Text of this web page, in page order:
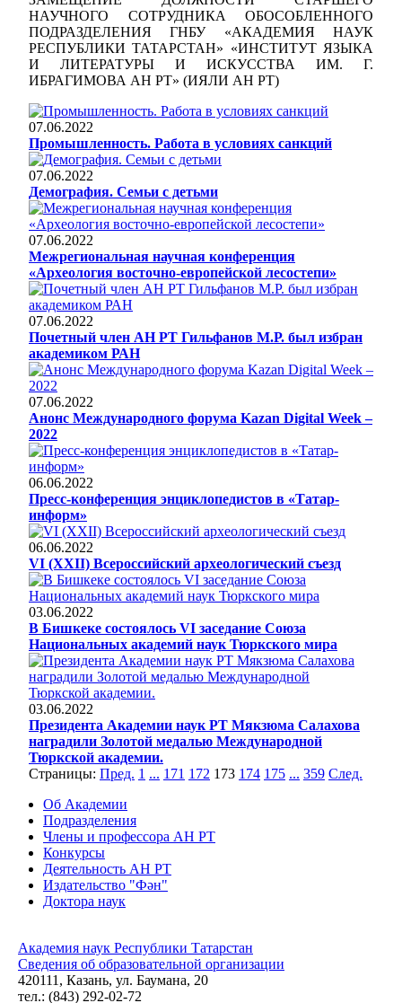
НАУЧНОГО СОТРУДНИКА ОБОСОБЛЕННОГО
ПОДРАЗДЕЛЕНИЯ ГНБУ «АКАДЕМИЯ НАУК
РЕСПУБЛИКИ ТАТАРСТАН» «ИНСТИТУТ ЯЗЫКА
И ЛИТЕРАТУРЫ И ИСКУССТВА ИМ. Г.
ИБРАГИМОВА АН РТ» (ИЯЛИ АН РТ)
07.06.2022
Промышленность. Работа в условиях санкций
07.06.2022
Демография. Семьи с детьми
07.06.2022
Межрегиональная научная конференция
«Археология восточно-европейской лесостепи»
07.06.2022
Почетный член АН РТ Гильфанов М.Р. был избран
академиком РАН
07.06.2022
Анонс Международного форума Kazan Digital Week –
2022
06.06.2022
Пресс-конференция энциклопедистов в «Татар-
информ»
06.06.2022
VI (XXII) Всероссийский археологический съезд
03.06.2022
В Бишкеке состоялось VI заседание Союза
Национальных академий наук Тюркского мира
03.06.2022
Президента Академии наук РТ Мякзюма Салахова
наградили Золотой медалью Международной
Тюркской академии.
Страницы: Пред. 1 ... 171 172 173 174 175 ... 359 След.
Об Академии
Подразделения
Члены и профессора АН РТ
Конкурсы
Деятельность АН РТ
Издательство "Фән"
Доктора наук
Академия наук Республики Татарстан
Сведения об образовательной организации
420111, Казань, ул. Баумана, 20
тел.: (843) 292-02-72